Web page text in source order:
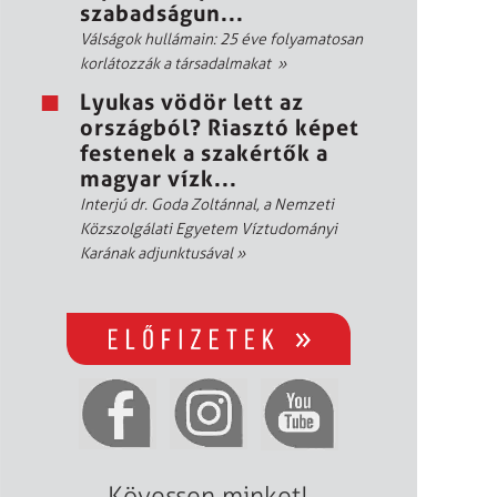
szabadságun...
Válságok hullámain: 25 éve folyamatosan
korlátozzák a társadalmakat »
Lyukas vödör lett az
országból? Riasztó képet
festenek a szakértők a
magyar vízk...
Interjú dr. Goda Zoltánnal, a Nemzeti
Közszolgálati Egyetem Víztudományi
Karának adjunktusával»